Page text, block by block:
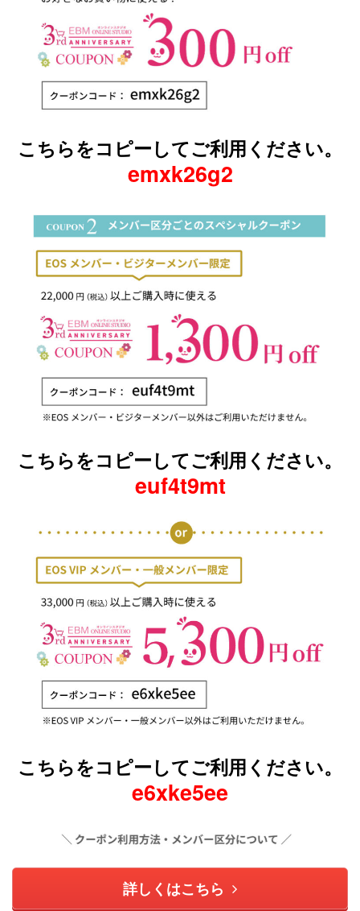
こちらをコピーしてご利用ください。
emxk26g2
こちらをコピーしてご利用ください。
euf4t9mt
こちらをコピーしてご利用ください。
e6xke5ee
詳しくはこちら